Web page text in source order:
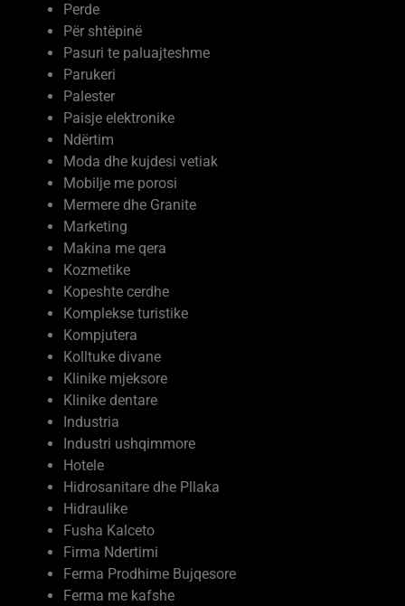
Perde
Për shtëpinë
Pasuri te paluajteshme
Parukeri
Palester
Paisje elektronike
Ndërtim
Moda dhe kujdesi vetiak
Mobilje me porosi
Mermere dhe Granite
Marketing
Makina me qera
Kozmetike
Kopeshte cerdhe
Komplekse turistike
Kompjutera
Kolltuke divane
Klinike mjeksore
Klinike dentare
Industria
Industri ushqimmore
Hotele
Hidrosanitare dhe Pllaka
Hidraulike
Fusha Kalceto
Firma Ndertimi
Ferma Prodhime Bujqesore
Ferma me kafshe